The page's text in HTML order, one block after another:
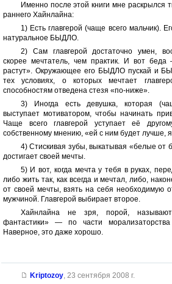
Именно после этой книги мне раскрылся
раннего Хайнлайна:
1) Есть главгерой (чаще всего мальчик).
натуральное БЫДЛО.
2) Сам главгерой достаточно умен,
скорее мечтатель, чем практик. И вот
растут». Окружающее его БЫДЛО пускай и
тех условиях, о которых мечтает
способностям отведена стезя «по-ниже».
3) Иногда есть девушка, которая
выступает мотиватором, чтобы начинать
Чаще всего главгерой уступает её
собственному мнению, «ей с ним будет лучше,
4) Стискивая зубы, выкатывая «белые от
достигает своей мечты.
5) И вот, когда мечта у тебя в руках,
либо жить так, как всегда и мечтал, либо,
от своей мечты, взять на себя необходимую
мужчиной. Главгерой выбирает второе.
Хайнлайна не зря, порой,
фантастики» — по части
Наверное, это даже хорошо.
Kriptozoy, 23 сентября 2008 г.